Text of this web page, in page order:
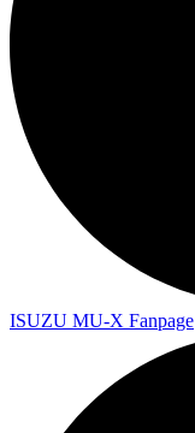
ISUZU MU-X Fanpage